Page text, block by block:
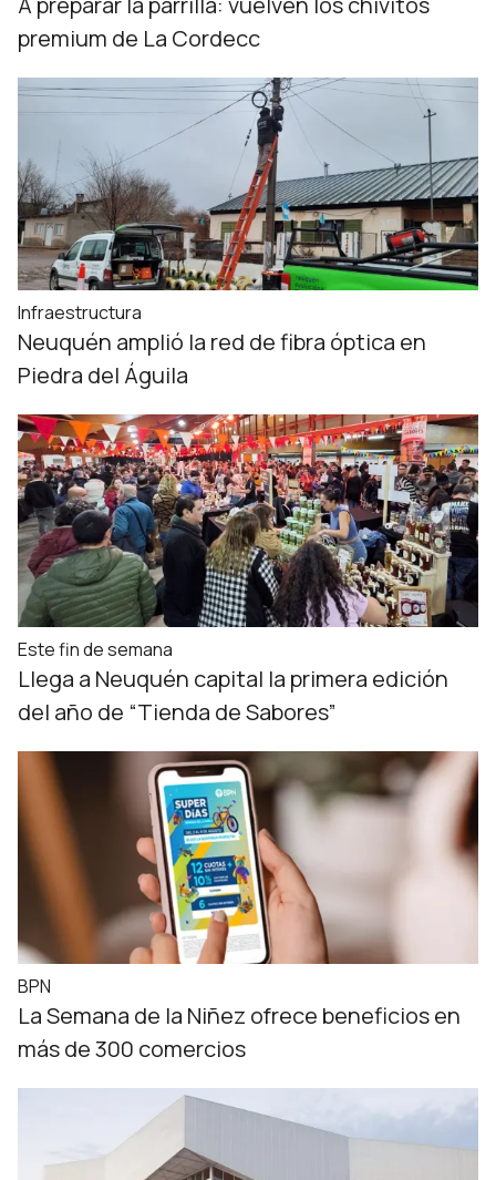
premium de La Cordecc
Infraestructura
Neuquén amplió la red de fibra óptica en
Piedra del Águila
Este fin de semana
Llega a Neuquén capital la primera edición
del año de “Tienda de Sabores”
BPN
La Semana de la Niñez ofrece beneficios en
más de 300 comercios